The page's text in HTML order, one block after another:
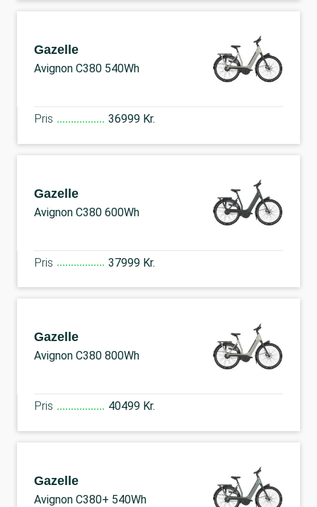
Gazelle
Avignon C380 540Wh
Pris 36999 Kr.
Gazelle
Avignon C380 600Wh
Pris 37999 Kr.
Gazelle
Avignon C380 800Wh
Pris 40499 Kr.
Gazelle
Avignon C380+ 540Wh